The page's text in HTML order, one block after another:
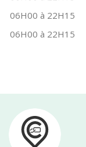
06H00 à 22H15
06H00 à 22H15